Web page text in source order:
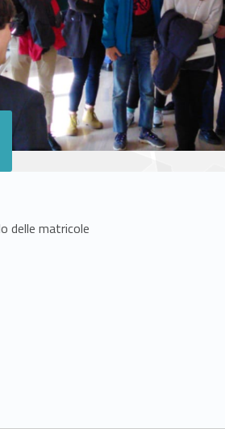
delle matricole